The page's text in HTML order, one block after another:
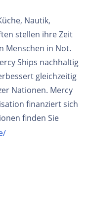
Nautik,
stellen ihre Zeit
Menschen in Not.
Ships nachhaltig
gleichzeitig
Nationen. Mercy
finanziert sich
finden Sie